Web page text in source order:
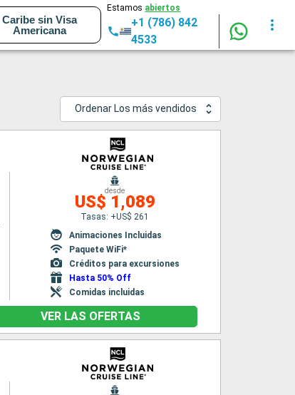
Caribe sin Visa
Americana
Estamos abiertos
+1 (786) 842
4533
Ordenar Los más vendidos
desde
US$ 1,089
Tasas: +US$ 261
Animaciones Incluidas
Paquete WiFi*
Créditos para excursiones
Hasta 50% Off
Comidas incluidas
VER LAS OFERTAS